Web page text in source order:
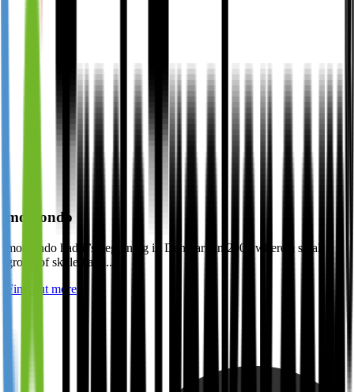
momondo
momondo had it’s beginning in Denmark in 2006 where a small
group of skilled and...
Find out more